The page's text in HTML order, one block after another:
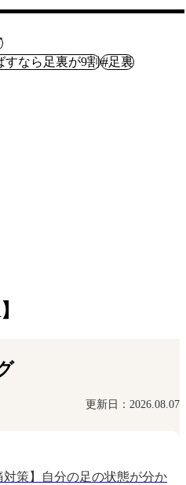
すなら足裏が9割#足裏
更新日：2026.08.07
対策】自分の足の状態が分か